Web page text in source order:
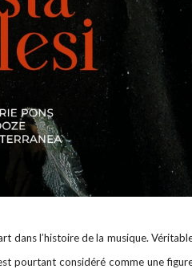
dans l’histoire de la musique.
pourtant considéré comme une